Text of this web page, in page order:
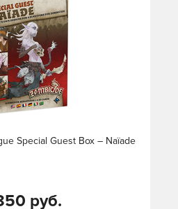
Special Guest Box – Naïade
руб.